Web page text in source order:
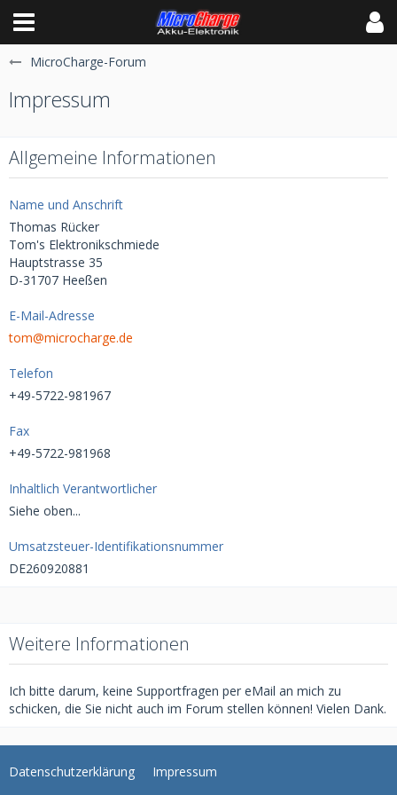
MicroCharge-Forum
Impressum
Allgemeine Informationen
Name und Anschrift
Thomas Rücker
Tom's Elektronikschmiede
Hauptstrasse 35
D-31707 Heeßen
E-Mail-Adresse
tom@microcharge.de
Telefon
+49-5722-981967
Fax
+49-5722-981968
Inhaltlich Verantwortlicher
Siehe oben...
Umsatzsteuer-Identifikationsnummer
DE260920881
Weitere Informationen
Ich bitte darum, keine Supportfragen per eMail an mich zu
schicken, die Sie nicht auch im Forum stellen können! Vielen Dank.
Datenschutzerklärung Impressum